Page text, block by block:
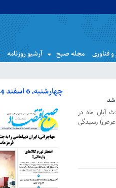
فناوری مجله صبح آرشیو روزنامه
شد
آبان ماه در
عرض) رسیدگی
چهارشنبه، 6 اسفند 1404